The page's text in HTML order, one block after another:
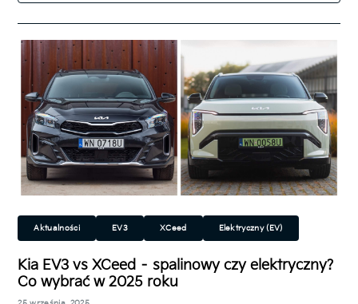
Producent postawił na nowy design, lepsze
wyposażenie…
Aktualności EV3 XCeed Elektryczny (EV)
Kia EV3 vs XCeed – spalinowy czy elektryczny?
Co wybrać w 2025 roku